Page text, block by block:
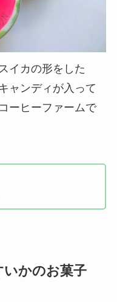
イカの形をした
ャンディが入って
ーヒーファームで
いかのお菓子